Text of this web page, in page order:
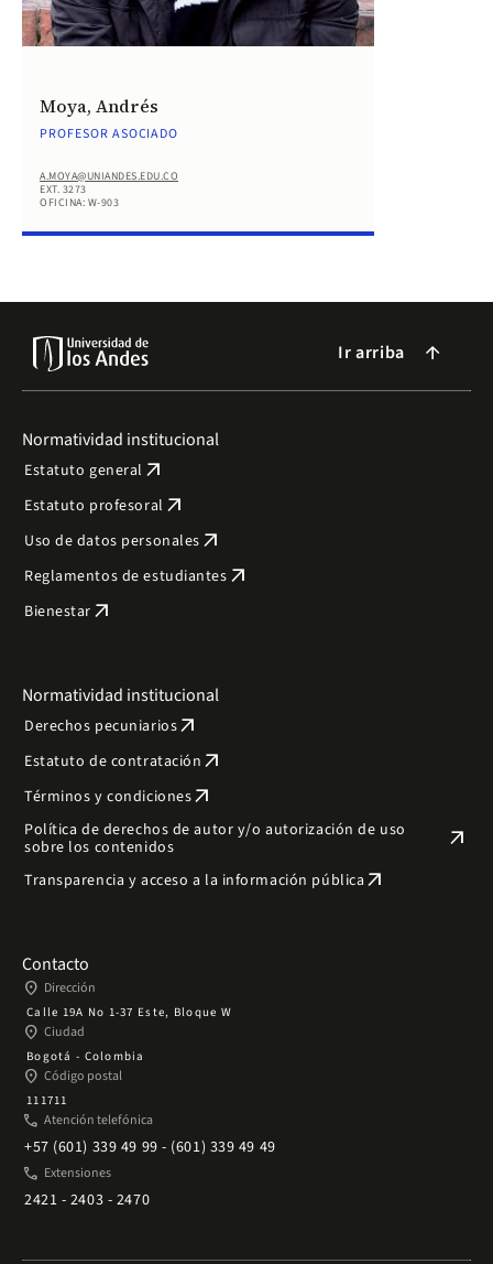
Moya, Andrés
PROFESOR ASOCIADO
A.MOYA@UNIANDES.EDU.CO
EXT. 3273
OFICINA: W-903
Ir arriba arrow_forward
Normatividad institucional
Estatuto general arrow_outward
Estatuto profesoral arrow_outward
Uso de datos personales arrow_outward
Reglamentos de estudiantes arrow_outward
Bienestar arrow_outward
Normatividad institucional
Derechos pecuniariosarrow_outward
Estatuto de contratación arrow_outward
Términos y condicionesarrow_outward
Política de derechos de autor y/o autorización de uso
sobre los contenidos
arrow_outward
Transparencia y acceso a la información pública arrow_outward
Contacto
place Dirección
Calle 19A No 1-37 Este, Bloque W
place Ciudad
Bogotá - Colombia
place Código postal
111711
phone Atención telefónica
+57 (601) 339 49 99 - (601) 339 49 49
phone Extensiones
2421 - 2403 - 2470